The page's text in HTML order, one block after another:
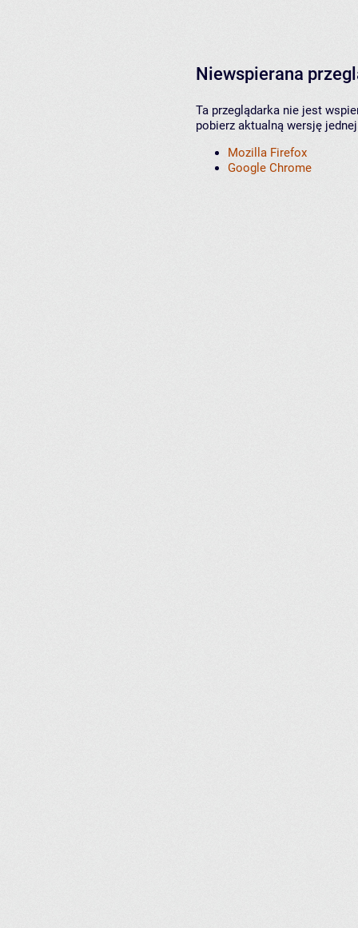
Niewspierana
Ta przeglądarka nie jest
pobierz aktualną wersję
Mozilla Firefox
Google Chrome